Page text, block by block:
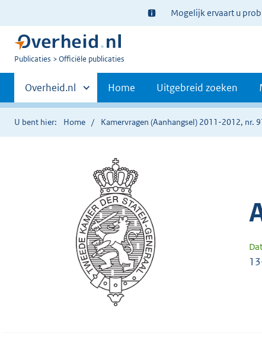
Ter
informatie:
Mogelijk ervaart u
U
Publicaties Officiële publicaties
Primaire
navigatie
Andere
sites
binnen
Overheid.nl Home Uitgebreid zoeken
U bent hier: Home Kamervragen (Aanhangsel) 2011-2012, nr.